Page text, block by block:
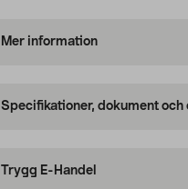
Mer information
Specifikationer, dokument
Trygg E-Handel